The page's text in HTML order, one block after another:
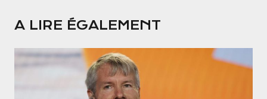
A LIRE ÉGALEMENT